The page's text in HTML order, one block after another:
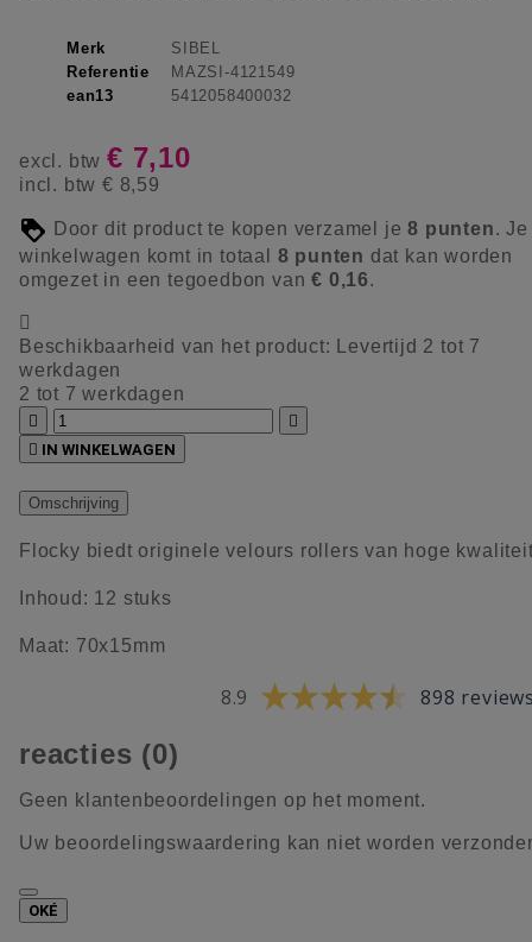
Merk
SIBEL
Referentie
MAZSI-4121549
ean13
5412058400032
excl. btw € 7,10
incl. btw € 8,59
Door dit product te kopen verzamel je8 punten. Je
winkelwagen komt in totaal 8 punten dat kan worden
omgezet in een tegoedbon van€ 0,16.

Beschikbaarheid van het product:
Levertijd 2 tot 7
werkdagen
2 tot 7 werkdagen


 IN WINKELWAGEN
Omschrijving
Flocky biedt originele velours rollers van hoge
Inhoud: 12 stuks
Maat: 70x15mm
8.9 898
reacties (0)
Geen klantenbeoordelingen op het moment.
Uw beoordelingswaardering kan niet worden
OKÉ